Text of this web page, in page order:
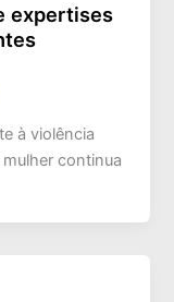
expertises
à violência
continua